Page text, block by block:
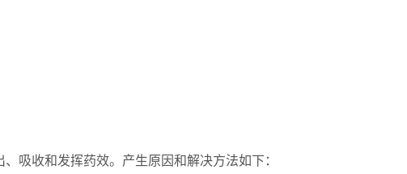
收和发挥药效。产生原因和解决方法如下：